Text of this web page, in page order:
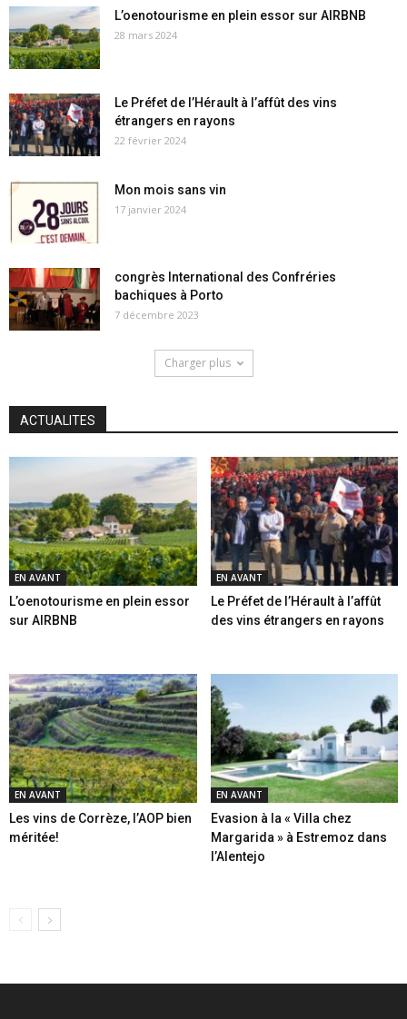
L’oenotourisme en plein essor sur AIRBNB
28 mars 2024
Le Préfet de l’Hérault à l’affût des vins
étrangers en rayons
22 février 2024
Mon mois sans vin
17 janvier 2024
congrès International des Confréries
bachiques à Porto
7 décembre 2023
Charger plus
ACTUALITES
EN AVANT
L’oenotourisme en plein essor
sur AIRBNB
EN AVANT
Le Préfet de l’Hérault à l’affût
des vins étrangers en rayons
EN AVANT
Les vins de Corrèze, l’AOP bien
méritée!
EN AVANT
Evasion à la « Villa chez
Margarida » à Estremoz dans
l’Alentejo